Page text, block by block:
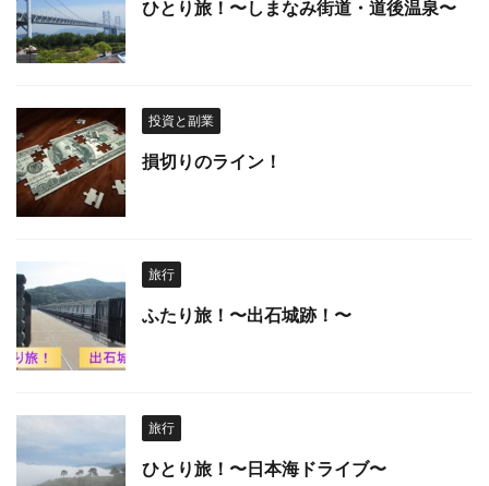
ひとり旅！〜しまなみ街道・道後温泉〜
投資と副業
損切りのライン！
旅行
ふたり旅！〜出石城跡！〜
旅行
ひとり旅！〜日本海ドライブ〜